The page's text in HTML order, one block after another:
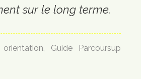
sur le long terme.
Guide Parcoursup